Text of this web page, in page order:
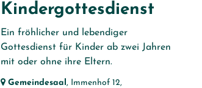
Kindergottesdienst
Ein fröhlicher und lebendiger
Gottesdienst für Kinder ab zwei Jahren
mit oder ohne ihre Eltern.
Gemeindesaal , Immenhof 12,